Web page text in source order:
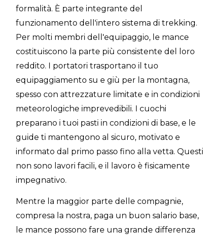
formalità. È parte integrante del
funzionamento dell'intero sistema di trekking.
Per molti membri dell'equipaggio, le mance
costituiscono la parte più consistente del loro
reddito. I portatori trasportano il tuo
equipaggiamento su e giù per la montagna,
spesso con attrezzature limitate e in condizioni
meteorologiche imprevedibili. I cuochi
preparano i tuoi pasti in condizioni di base, e le
guide ti mantengono al sicuro, motivato e
informato dal primo passo fino alla vetta. Questi
non sono lavori facili, e il lavoro è fisicamente
impegnativo.
Mentre la maggior parte delle compagnie,
compresa la nostra, paga un buon salario base,
le mance possono fare una grande differenza